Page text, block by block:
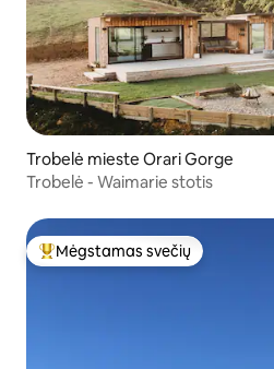
Trobelė mieste Orari Gorge
Trobelė - Waimarie stotis
Svečių mėgstamiausias
Mėgstamas svečių